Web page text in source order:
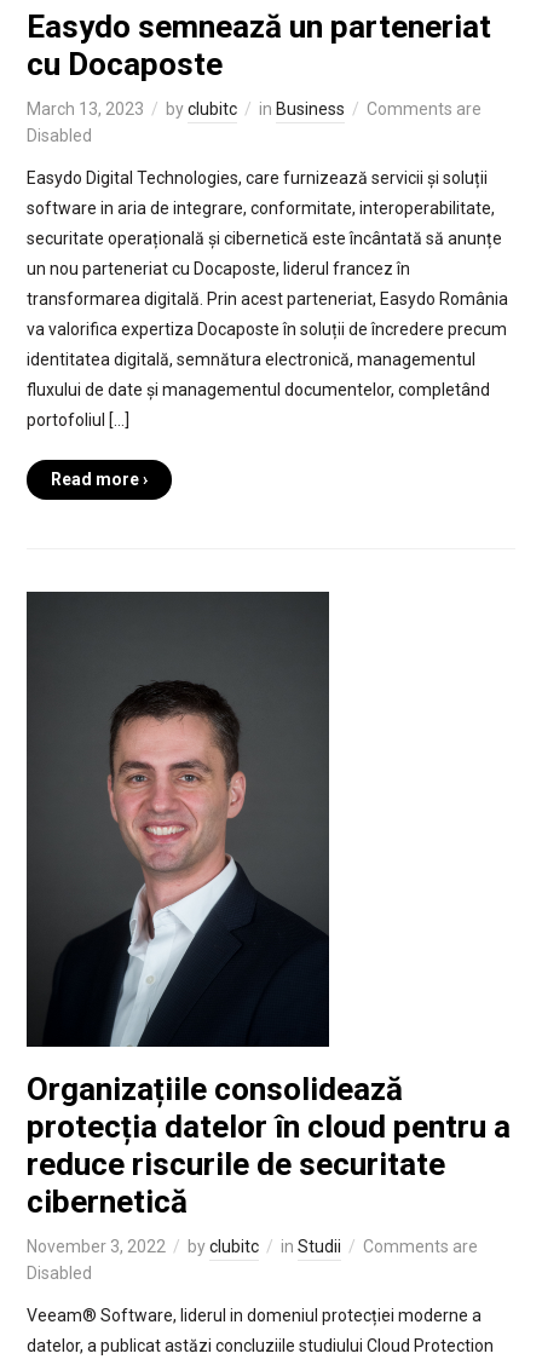
Easydo semnează un parteneriat
cu Docaposte
March 13, 2023 byclubitc in Business
Comments are
Disabled
Easydo Digital Technologies, care furnizează servicii și soluții
software in aria de integrare, conformitate, interoperabilitate,
securitate operațională și cibernetică este încântată să anunțe
un nou parteneriat cu Docaposte, liderul francez în
transformarea digitală. Prin acest parteneriat, Easydo România
va valorifica expertiza Docaposte în soluții de încredere precum
identitatea digitală, semnătura electronică, managementul
fluxului de date și managementul documentelor, completând
portofoliul […]
Read more ›
Organizațiile consolidează
protecția datelor în cloud pentru a
reduce riscurile de securitate
cibernetică
November 3, 2022 byclubitc in Studii
Comments are
Disabled
Veeam® Software, liderul in domeniul protecției moderne a
datelor, a publicat astăzi concluziile studiului Cloud Protection